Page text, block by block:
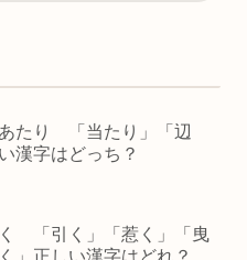
たり 「当たり」「辺
漢字はどっち？
「引く」「惹く」「曳
」正しい漢字はどれ？